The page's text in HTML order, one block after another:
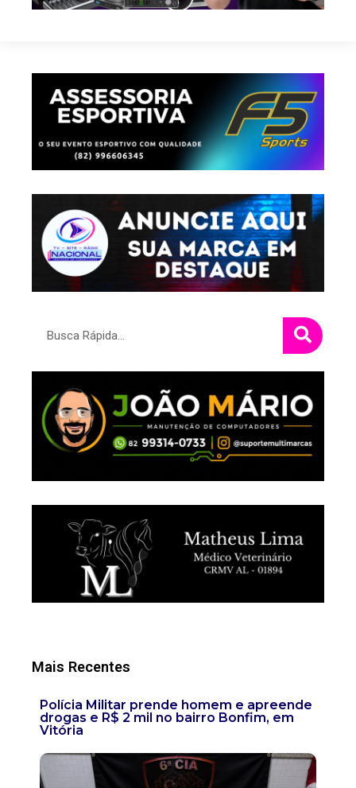
Mais Recentes
Polícia Militar prende homem e apreende
drogas e R$ 2 mil no bairro Bonfim, em
Vitória